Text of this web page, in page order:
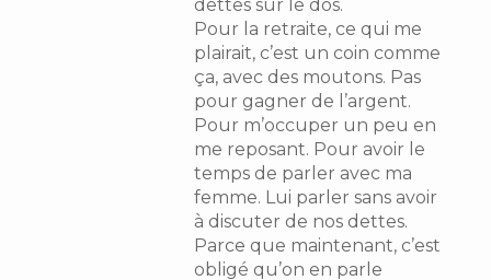
dettes sur le dos.
Pour la retraite, ce qui me
plairait, c’est un coin comme
ça, avec des moutons. Pas
pour gagner de l’argent.
Pour m’occuper un peu en
me reposant. Pour avoir le
temps de parler avec ma
femme. Lui parler sans avoir
à discuter de nos dettes.
Parce que maintenant, c’est
obligé qu’on en parle